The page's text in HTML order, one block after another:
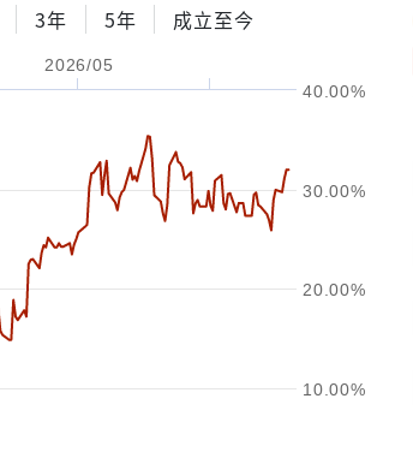
3年 5年 成立至今
2026/05
10.00%
20.00%
30.00%
40.00%